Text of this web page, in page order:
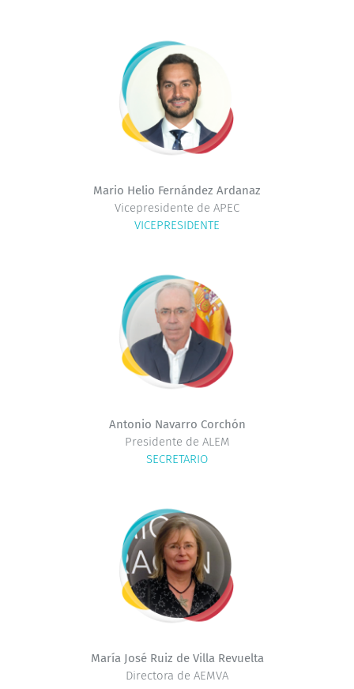
Mario Helio Fernández Ardanaz
Vicepresidente de APEC
VICEPRESIDENTE
Antonio Navarro Corchón
Presidente de ALEM
SECRETARIO
María José Ruiz de Villa Revuelta
Directora de AEMVA